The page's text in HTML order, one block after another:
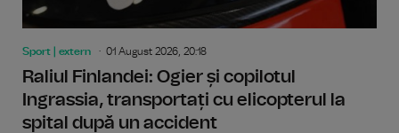
Sport | extern 01 August 2026, 20:18
Raliul Finlandei: Ogier și copilotul
Ingrassia, transportați cu elicopterul la
spital după un accident